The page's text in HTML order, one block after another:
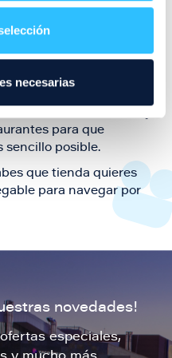
necesarias
y shopping durante
de Puerto Venecia
para que
sencillo posible.
que tienda quieres
para navegar por
novedades!
especiales,